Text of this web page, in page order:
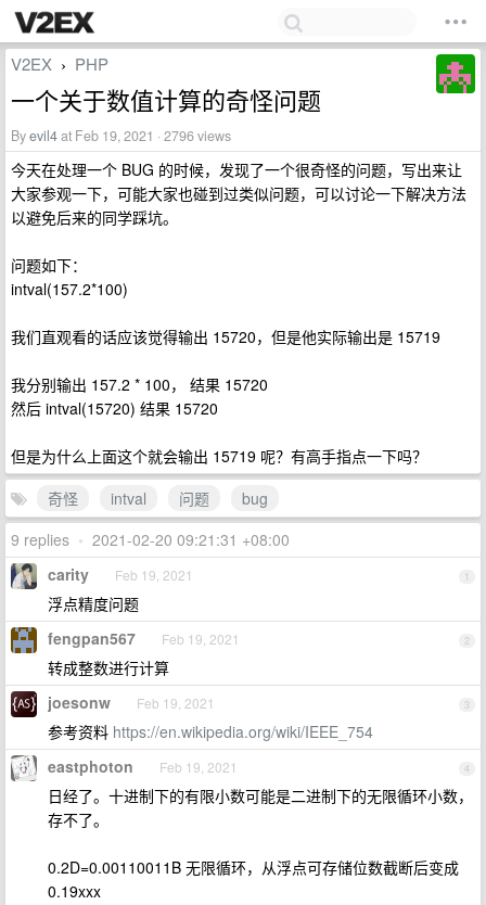
V2EX › PHP
一个关于数值计算的奇怪问题
Byevil4at Feb 19, 2021 · 2796 views
今天在处理一个 BUG 的时候，发现了一个很奇怪的问题，写出来让
大家参观一下，可能大家也碰到过类似问题，可以讨论一下解决方法
以避免后来的同学踩坑。
问题如下：
intval(157.2*100)
我们直观看的话应该觉得输出 15720，但是他实际输出是 15719
我分别输出 157.2 * 100， 结果 15720
然后 intval(15720) 结果 15720
但是为什么上面这个就会输出 15719 呢？有高手指点一下吗？
奇怪
intval 问题
bug
9 replies • 2021-02-20 09:21:31 +08:00
1
carity Feb 19, 2021
浮点精度问题
2
fengpan567 Feb 19, 2021
转成整数进行计算
3
joesonw Feb 19, 2021
参考资料 https://en.wikipedia.org/wiki/IEEE_754
4
eastphoton Feb 19, 2021
日经了。十进制下的有限小数可能是二进制下的无限循环小数，
存不了。
0.2D=0.00110011B 无限循环，从浮点可存储位数截断后变成
0.19xxx